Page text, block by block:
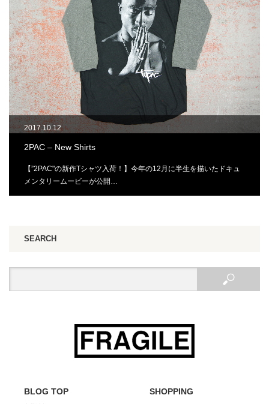
2017.10.12
2PAC – New Shirts
【”2PAC"の新作Tシャツ入荷！】今年の12月に半生を描いたドキュ
メンタリームービーが公開…
SEARCH
BLOG TOP SHOPPING